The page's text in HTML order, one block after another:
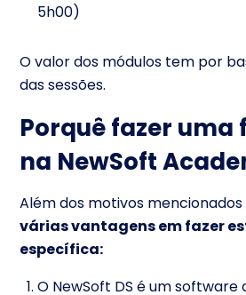
5h00)
O valor dos módulos tem por
das sessões.
Porquê fazer
na NewSoft
Além dos motivos
várias vantagens em fazer
específica:
O NewSoft DS é um software